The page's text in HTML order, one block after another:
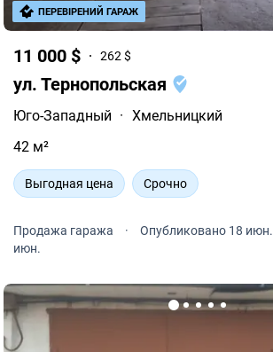
11 000 $ 262 $
ул. Тернопольская
Юго-Западный · Хмельницкий
42 м²
Выгодная цена Срочно
Продажа гаража · Опубликовано 18 июн.
июн.
ПЕРЕВІРЕНИЙ ГАРАЖ